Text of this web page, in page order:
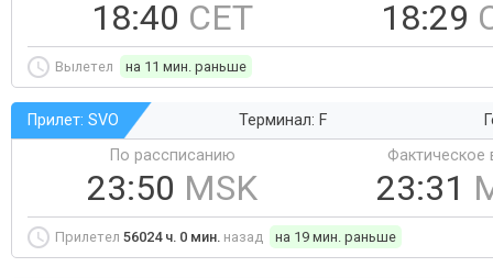
18:40 CET 18:29
Вылетел на 11 мин. раньше
Прилет: SVO Терминал: F
По рассписанию
23:50 MSK
Фактическое
23:31
Прилетел 56024 ч. 0 мин. назад на 19 мин. раньше